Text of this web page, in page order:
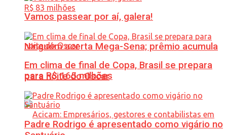
Ninguém acerta Mega-Sena; prêmio acumula
para R$ 165 milhões
Vamos passear por aí, galera!
Em clima de final de Copa, Brasil se prepara
para noite do Oscar
Padre Rodrigo é apresentado como vigário no